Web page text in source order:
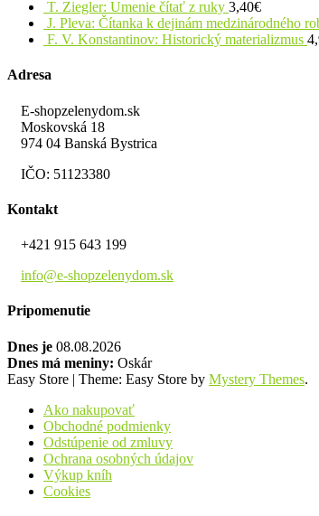
T. Ziegler: Umenie čítať z ruky 3,40€
J. Pleva: Čítanka k dejinám medzinárodného
F. V. Konstantinov: Historický materializmus
Adresa
E-shopzelenydom.sk
Moskovská 18
974 04 Banská Bystrica
IČO: 51123380
Kontakt
+421 915 643 199
info@e-shopzelenydom.sk
Pripomenutie
Dnes je 08.08.2026
Dnes má meniny: Oskár
Easy Store | Theme: Easy Store by Mystery Themes.
Ako nakupovať
Obchodné podmienky
Odstúpenie od zmluvy
Ochrana osobných údajov
Výkup kníh
Cookies